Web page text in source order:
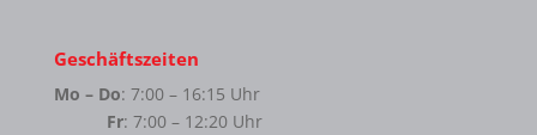
Geschäftszeiten
Mo – Do: 7:00 – 16:15 Uhr
Fr: 7:00 – 12:20 Uhr